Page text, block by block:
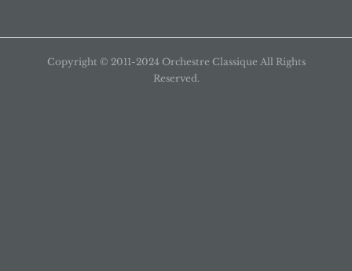
Copyright ©︎ 2011-2024 Orchestre Classique All Rights
Reserved.